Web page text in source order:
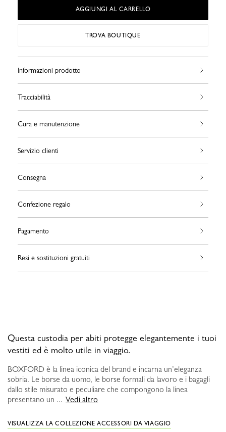
AGGIUNGI AL CARRELLO
TROVA BOUTIQUE
Informazioni prodotto
Tracciabilità
Cura e manutenzione
Servizio clienti
Consegna
Confezione regalo
Pagamento
Resi e sostituzioni gratuiti
Questa custodia per abiti protegge elegantemente i tuoi
vestiti ed è molto utile in viaggio.
BOXFORD è la linea iconica del brand e incarna un’eleganza
sobria. Le borse da uomo, le borse formali da lavoro e i bagagli
dallo stile misurato e peculiare che compongono la linea
presentano un ... Vedi altro
VISUALIZZA LA COLLEZIONE ACCESSORI DA VIAGGIO